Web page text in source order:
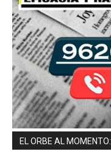
EL ORBE AL MOMENTO: